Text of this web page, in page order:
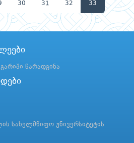
30 31 32 33
წარადგინა
სახელმწიფო უნივერსიტეტის